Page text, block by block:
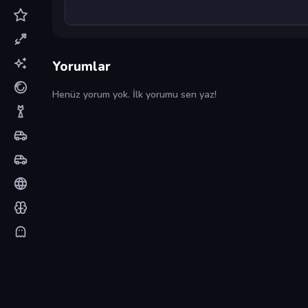
Yorumlar
Henüz yorum yok. İlk yorumu sen yaz!